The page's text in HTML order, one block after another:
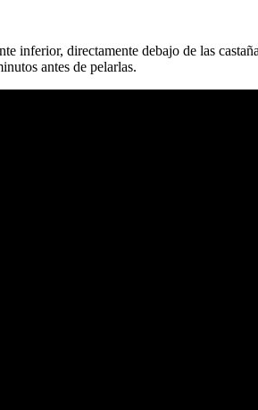
inferior, directamente debajo de las
antes de pelarlas.